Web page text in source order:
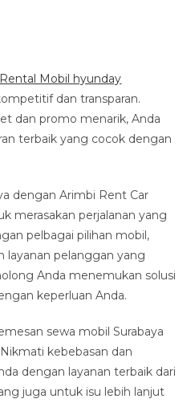
Mobil hyunday
dan transparan.
dan promo menarik, Anda
terbaik yang cocok dengan
dengan Arimbi Rent Car
merasakan perjalanan yang
pelbagai pilihan mobil,
layanan pelanggan yang
Anda menemukan solusi
keperluan Anda.
sewa mobil Surabaya
kebebasan dan
dengan layanan terbaik dari
juga untuk isu lebih lanjut